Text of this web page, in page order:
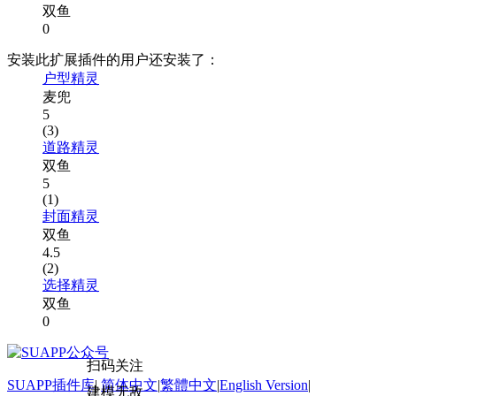
双鱼
0
安装此扩展插件的用户还安装了：
户型精灵
麦兜
5
(3)
道路精灵
双鱼
5
(1)
封面精灵
双鱼
4.5
(2)
选择精灵
双鱼
0
扫码关注
建模无敌
SUAPP插件库| 简体中文|繁體中文|English Version|